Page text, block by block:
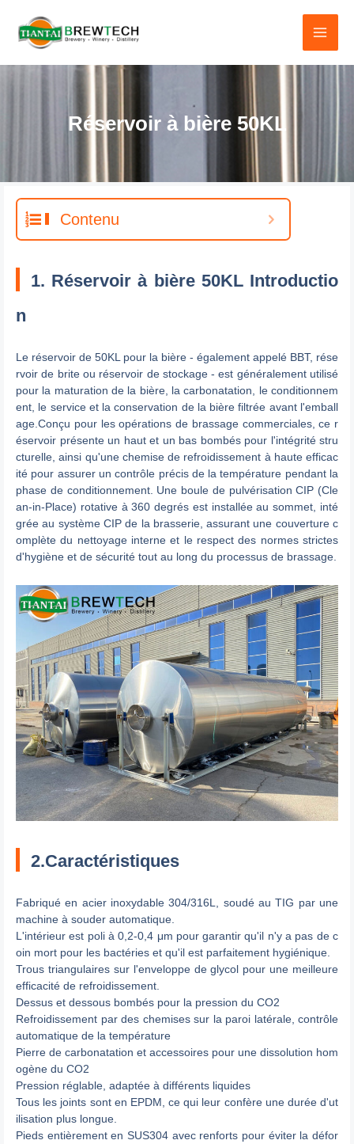
Réservoir à bière 50KL
Contenu
1. Réservoir à bière 50KL Introductio
n
Le réservoir de 50KL pour la bière - également appelé BBT, rése
rvoir de brite ou réservoir de stockage - est généralement utilisé
pour la maturation de la bière, la carbonatation, le conditionnem
ent, le service et la conservation de la bière filtrée avant l'emball
age.Conçu pour les opérations de brassage commerciales, ce r
éservoir présente un haut et un bas bombés pour l'intégrité stru
cturelle, ainsi qu'une chemise de refroidissement à haute efficac
ité pour assurer un contrôle précis de la température pendant la
phase de conditionnement. Une boule de pulvérisation CIP (Cle
an-in-Place) rotative à 360 degrés est installée au sommet, inté
grée au système CIP de la brasserie, assurant une couverture c
omplète du nettoyage interne et le respect des normes strictes
d'hygiène et de sécurité tout au long du processus de brassage.
2.Caractéristiques
Fabriqué en acier inoxydable 304/316L, soudé au TIG par une
machine à souder automatique.
L'intérieur est poli à 0,2-0,4 μm pour garantir qu'il n'y a pas de c
oin mort pour les bactéries et qu'il est parfaitement hygiénique.
Trous triangulaires sur l'enveloppe de glycol pour une meilleure
efficacité de refroidissement.
Dessus et dessous bombés pour la pression du CO2
Refroidissement par des chemises sur la paroi latérale, contrôle
automatique de la température
Pierre de carbonatation et accessoires pour une dissolution hom
ogène du CO2
Pression réglable, adaptée à différents liquides
Tous les joints sont en EPDM, ce qui leur confère une durée d'ut
ilisation plus longue.
Pieds entièrement en SUS304 avec renforts pour éviter la défor